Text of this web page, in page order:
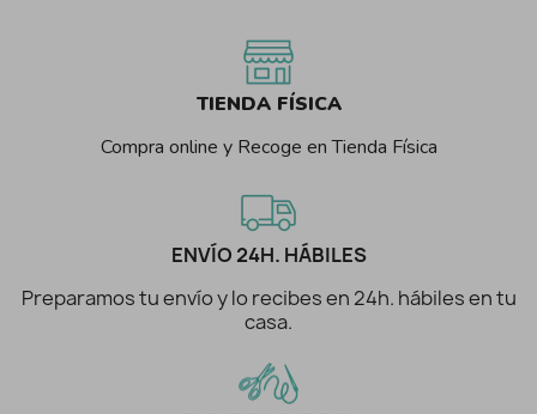
TIENDA FÍSICA
Compra online y Recoge en Tienda Física
ENVÍO 24H. HÁBILES
Preparamos tu envío y lo recibes en 24h. hábiles en tu
casa.